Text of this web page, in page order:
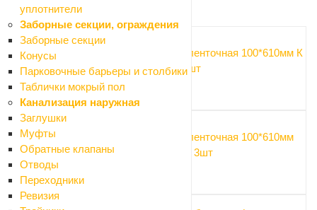
уплотнители
Заборные секции, ограждения
Заборные секции
Конусы
Парковочные барьеры и столбики
Таблички мокрый пол
Канализация наружная
Заглушки
Муфты
Обратные клапаны
Отводы
Переходники
Ревизия
Рекомендуем
Наждачка ленточная 100*610мм К
80 Matrix 3шт
Наждачка ленточная 100*610мм
К100 Matrix 3шт